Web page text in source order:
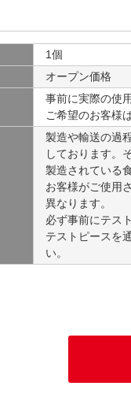
1個
オープン価格
事前に実際の使
ご希望のお客様
製造や輸送の過
しております。
製造されている
お客様がご使用
異なります。
必ず事前にテス
テストピースを
い。